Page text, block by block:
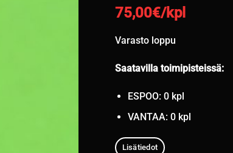
75,00€/kpl
Varasto loppu
Saatavilla toimipisteissä:
ESPOO: 0 kpl
VANTAA: 0 kpl
Lisätiedot